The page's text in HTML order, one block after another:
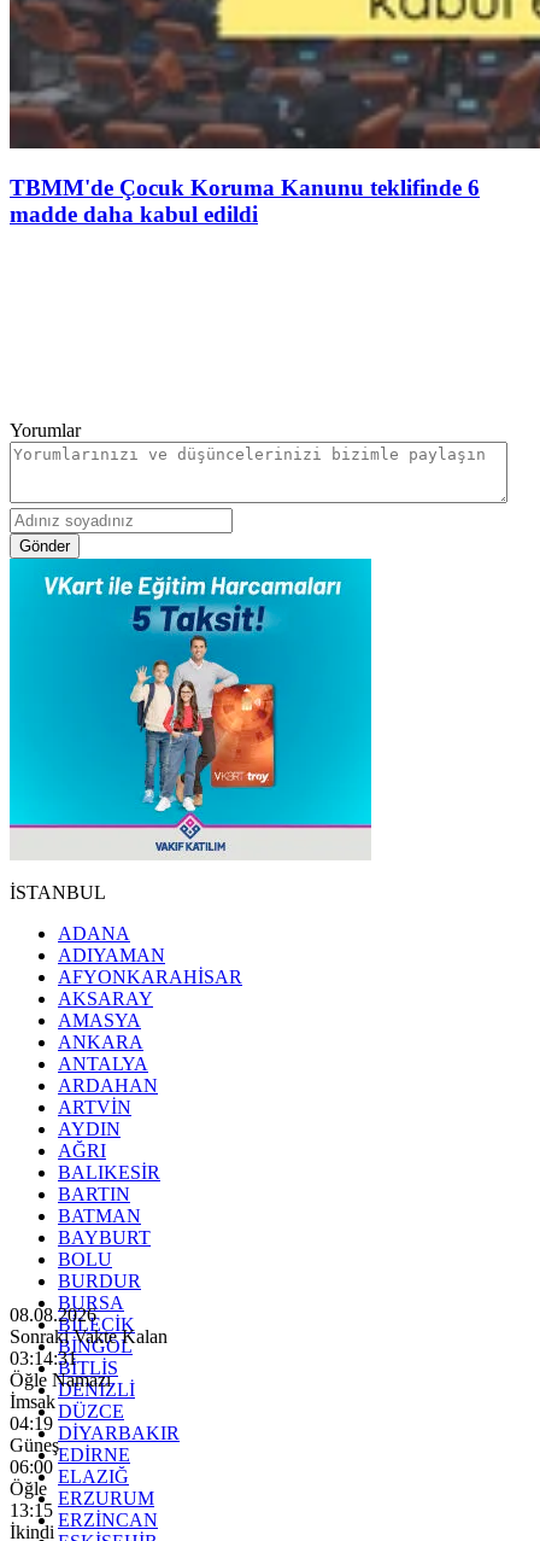
TBMM'de Çocuk Koruma Kanunu teklifinde 6
madde daha kabul edildi
Yorumlar
Gönder
İSTANBUL
ADANA
ADIYAMAN
AFYONKARAHİSAR
AKSARAY
AMASYA
ANKARA
ANTALYA
ARDAHAN
ARTVİN
AYDIN
AĞRI
BALIKESİR
BARTIN
BATMAN
BAYBURT
BOLU
BURDUR
BURSA
BİLECİK
BİNGÖL
BİTLİS
DENİZLİ
DÜZCE
DİYARBAKIR
EDİRNE
ELAZIĞ
ERZURUM
ERZİNCAN
08.08.2026
Sonraki Vakte Kalan
03:14:29
Öğle Namazı
İmsak
04:19
Güneş
06:00
Öğle
13:15
İkindi